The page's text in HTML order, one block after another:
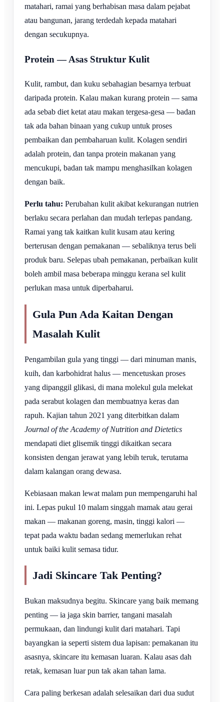
matahari, ramai yang berhabisan masa dalam pejabat
atau bangunan, jarang terdedah kepada matahari
dengan secukupnya.
Protein — Asas Struktur Kulit
Kulit, rambut, dan kuku sebahagian besarnya terbuat
daripada protein. Kalau makan kurang protein — sama
ada sebab diet ketat atau makan tergesa-gesa — badan
tak ada bahan binaan yang cukup untuk proses
pembaikan dan pembaharuan kulit. Kolagen sendiri
adalah protein, dan tanpa protein makanan yang
mencukupi, badan tak mampu menghasilkan kolagen
dengan baik.
Perlu tahu: Perubahan kulit akibat kekurangan nutrien
berlaku secara perlahan dan mudah terlepas pandang.
Ramai yang tak kaitkan kulit kusam atau kering
berterusan dengan pemakanan — sebaliknya terus beli
produk baru. Selepas ubah pemakanan, perbaikan kulit
boleh ambil masa beberapa minggu kerana sel kulit
perlukan masa untuk diperbaharui.
Gula Pun Ada Kaitan Dengan
Masalah Kulit
Pengambilan gula yang tinggi — dari minuman manis,
kuih, dan karbohidrat halus — mencetuskan proses
yang dipanggil glikasi, di mana molekul gula melekat
pada serabut kolagen dan membuatnya keras dan
rapuh. Kajian tahun 2021 yang diterbitkan dalam
Journal of the Academy of Nutrition and Dietetics
mendapati diet glisemik tinggi dikaitkan secara
konsisten dengan jerawat yang lebih teruk, terutama
dalam kalangan orang dewasa.
Kebiasaan makan lewat malam pun mempengaruhi hal
ini. Lepas pukul 10 malam singgah mamak atau gerai
makan — makanan goreng, masin, tinggi kalori —
tepat pada waktu badan sedang memerlukan rehat
untuk baiki kulit semasa tidur.
Jadi Skincare Tak Penting?
Bukan maksudnya begitu. Skincare yang baik memang
penting — ia jaga skin barrier, tangani masalah
permukaan, dan lindungi kulit dari matahari. Tapi
bayangkan ia seperti sistem dua lapisan: pemakanan itu
asasnya, skincare itu kemasan luaran. Kalau asas dah
retak, kemasan luar pun tak akan tahan lama.
Cara paling berkesan adalah selesaikan dari dua sudut